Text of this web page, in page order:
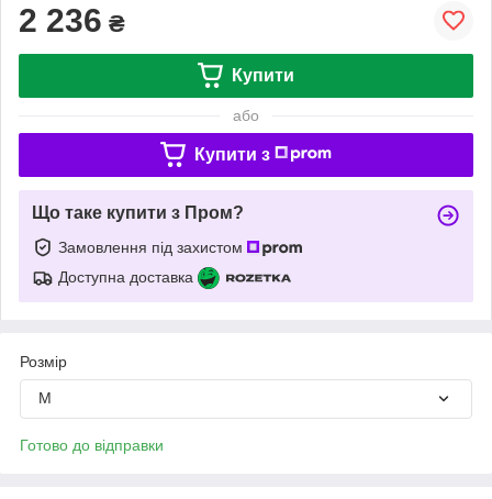
2 236 ₴
Купити
або
Купити з
Що таке купити з Пром?
Замовлення під захистом
Доступна доставка
Розмір
M
Готово до відправки